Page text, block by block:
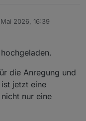
Mai 2026, 16:39
hochgeladen.
die Anregung und
jetzt eine
nur eine